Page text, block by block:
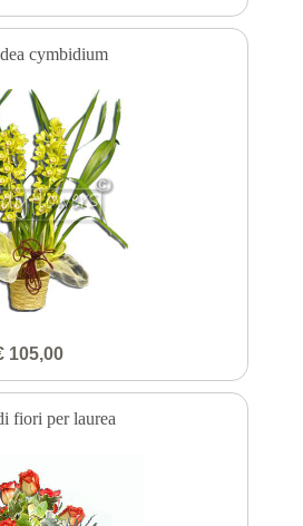
cymbidium
105,00
fiori per laurea